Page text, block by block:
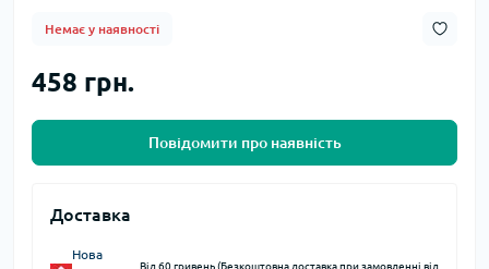
Немає у наявності
458 грн.
Повідомити про наявність
Доставка
Нова